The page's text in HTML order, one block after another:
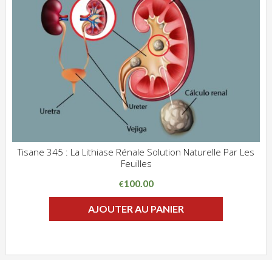
Tisane 345 : La Lithiase Rénale Solution Naturelle Par Les
Feuilles
€100.00
AJOUTER AU PANIER